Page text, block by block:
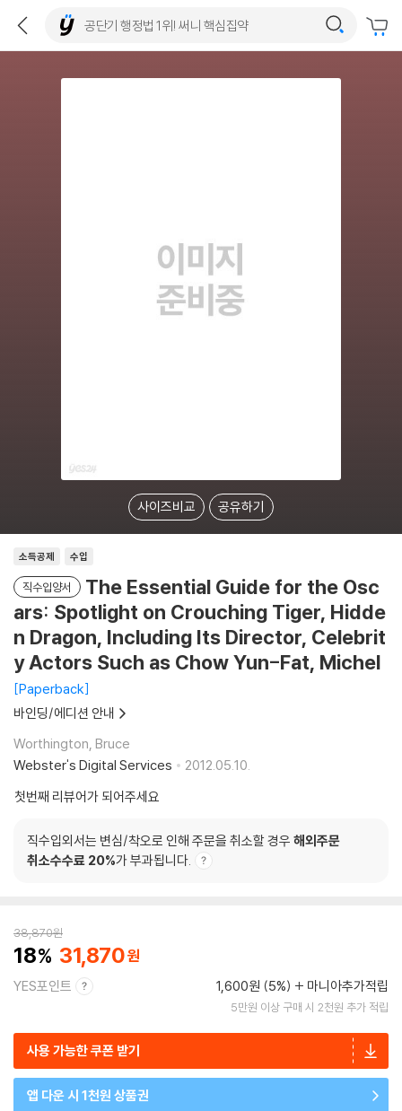
사이즈비교 공유하기
소득공제 수입
직수입양서
The Essential Guide for the Osc
ars: Spotlight on Crouching Tiger, Hidde
n Dragon, Including Its Director, Celebrit
y Actors Such as Chow Yun-Fat, Michel
Paperback
바인딩/에디션 안내
Worthington, Bruce
Webster's Digital Services
2012.05.10.
첫번째 리뷰어가 되어주세요
직수입외서는 변심/착오로 인해 주문을 취소할 경우 해외주문
취소수수료 20%가 부과됩니다.
38,870원
18 31,870
YES포인트 1,600원 (5%) 마니아추가적립
5만원 이상 구매 시 2천원 추가 적립
사용 가능한 쿠폰 받기
앱 다운 시 1천원 상품권